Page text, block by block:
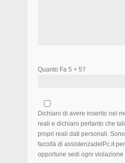
Quanto Fa 5 + 5?
Dichiaro di avere inserito nel
reali e dichiaro pertanto che
propri reali dati personali.
facoltà di assistenzadelPc.it
opportune sedi ogni violazione